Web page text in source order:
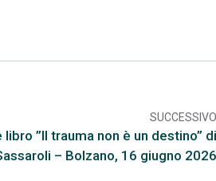
SUCCESSIVO
”Il trauma non è un destino” di
– Bolzano, 16 giugno 2026